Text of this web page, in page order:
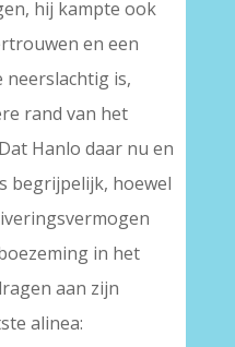
hij kampte ook
en een
neerslachtig is,
rand van het
Hanlo daar nu en
begrijpelijk, hoewel
in het
aan zijn
alinea: